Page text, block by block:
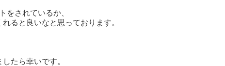
をされているか、
ると良いなと思っております。
たら幸いです。